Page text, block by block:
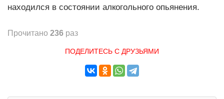
находился в состоянии алкогольного опьянения.
Прочитано 236 раз
ПОДЕЛИТЕСЬ С ДРУЗЬЯМИ